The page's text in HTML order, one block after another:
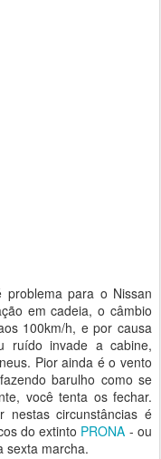
para o Nissan
em cadeia, o câmbio
100km/h, e por causa
ruído invade a cabine,
Pior ainda é o vento
barulho como se
você tenta os fechar.
nestas circunstâncias é
do extinto PRONA - ou
sexta marcha.